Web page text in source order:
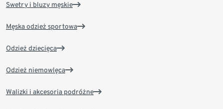
Swetry i bluzy męskie
Męska odzież sportowa
Odzież dziecięca
Odzież niemowlęca
Walizki i akcesoria podróżne